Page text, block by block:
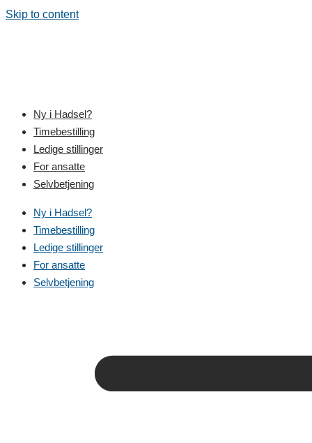
Skip to content
Ny i Hadsel?
Timebestilling
Ledige stillinger
For ansatte
Selvbetjening
Ny i Hadsel?
Timebestilling
Ledige stillinger
For ansatte
Selvbetjening